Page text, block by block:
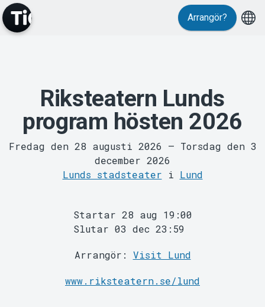
MyTickster
Arrangör?
Riksteatern Lunds
program hösten 2026
Fredag den 28 augusti 2026 – Torsdag den 3
december 2026
Lunds stadsteater i Lund
Startar 28 aug 19:00
Slutar 03 dec 23:59
Arrangör: Visit Lund
www.riksteatern.se/lund